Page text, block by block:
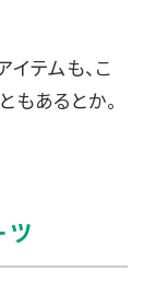
テムも、こ
もあるとか。